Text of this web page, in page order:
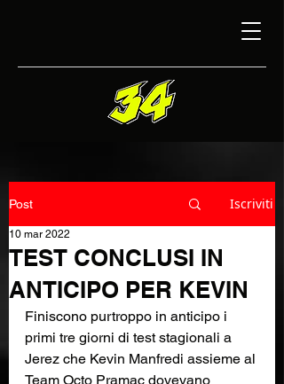
Post Iscriviti
TEST CONCLUSI IN
ANTICIPO PER KEVIN
10 mar 2022
Finiscono purtroppo in anticipo i
primi tre giorni di test stagionali a
Jerez che Kevin Manfredi assieme al
Team Octo Pramac dovevano